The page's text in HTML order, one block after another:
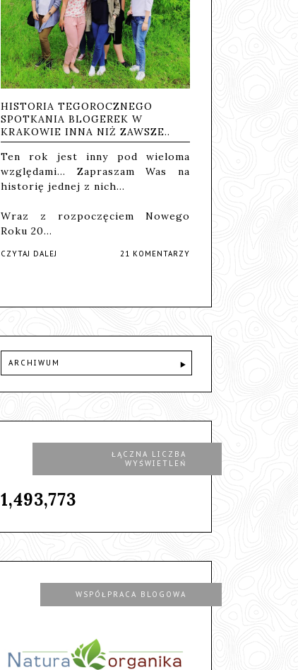
HISTORIA TEGOROCZNEGO
SPOTKANIA BLOGEREK W
KRAKOWIE INNA NIŻ ZAWSZE..
Ten rok jest inny pod wieloma
względami... Zapraszam Was na
historię jednej z nich...
Wraz z rozpoczęciem Nowego
Roku 20…
CZYTAJ DALEJ 21 KOMENTARZY
ARCHIWUM
ŁĄCZNA LICZBA
WYŚWIETLEŃ
1,493,773
WSPÓŁPRACA BLOGOWA